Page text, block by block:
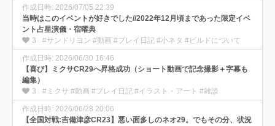
作成日時: 2026/07/05 22:39
当時はこのイベントが好きでした//2022年12月頃まであった限定イベ
ント占星演儀・宿曜典
3
#サンドリヨン #動画 #プレイ日記 #小ネタ #ビルドについて
作成日時: 2026/06/30 16:46
【喜び】ミクサCR29へ昇格成功（ショート動画で記念撮影＋字幕も
編集）
3
#ミクサ #動画 #プレイ日記 #イラスト・アート #雑談
作成日時: 2026/06/28 20:06
【全国対戦:吉備津彦CR23】悪い面多しのネオ29。でもその分、状況